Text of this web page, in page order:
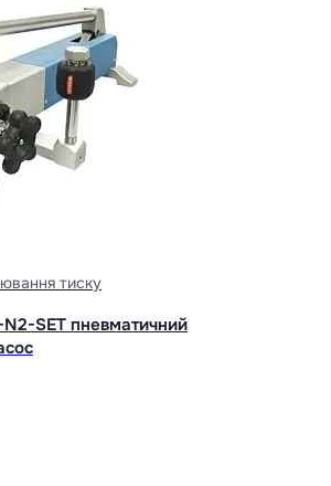
тиску
SET пневматичний